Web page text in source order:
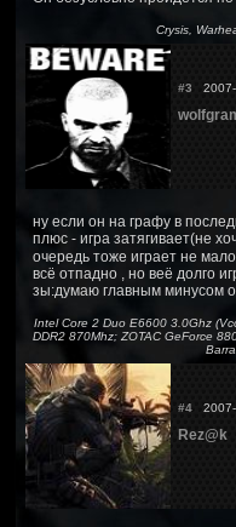
Crysis,
#3 2007-
ну если он на графу в
плюс - игра затягивает(не
очередь тоже играет не
всё отпадно , но веё долго
зы:думаю главным минусом
Intel Core 2 Duo E6600 3.0Ghz
DDR2 870Mhz; ZOTAC GeForce
#4 2007-
Rez@k